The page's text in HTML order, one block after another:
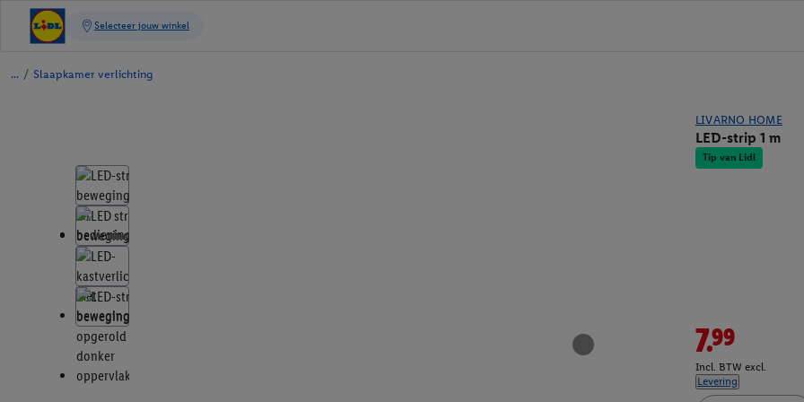
/ Slaapkamer verlichting
LIVARNO HOME
LED-strip 1 m
Tip van Lidl
7.99
Incl. BTW excl.
Levering